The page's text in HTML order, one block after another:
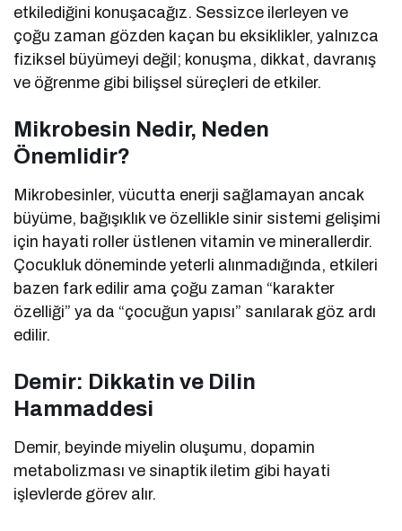
etkilediğini konuşacağız. Sessizce ilerleyen ve
çoğu zaman gözden kaçan bu eksiklikler, yalnızca
fiziksel büyümeyi değil; konuşma, dikkat, davranış
ve öğrenme gibi bilişsel süreçleri de etkiler.
Mikrobesin Nedir, Neden
Önemlidir?
Mikrobesinler, vücutta enerji sağlamayan ancak
büyüme, bağışıklık ve özellikle sinir sistemi gelişimi
için hayati roller üstlenen vitamin ve minerallerdir.
Çocukluk döneminde yeterli alınmadığında, etkileri
bazen fark edilir ama çoğu zaman “karakter
özelliği” ya da “çocuğun yapısı” sanılarak göz ardı
edilir.
Demir: Dikkatin ve Dilin
Hammaddesi
Demir, beyinde miyelin oluşumu, dopamin
metabolizması ve sinaptik iletim gibi hayati
işlevlerde görev alır.